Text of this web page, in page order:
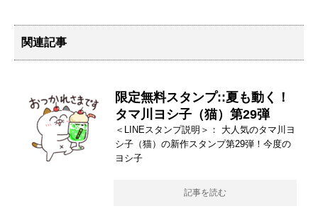
関連記事
限定無料スタンプ::夏も動く！
タマ川ヨシ子（猫）第29弾
＜LINEスタンプ説明＞： 大人気のタマ川ヨ
シ子（猫）の新作スタンプ第29弾！今度の
ヨシ子
記事を読む